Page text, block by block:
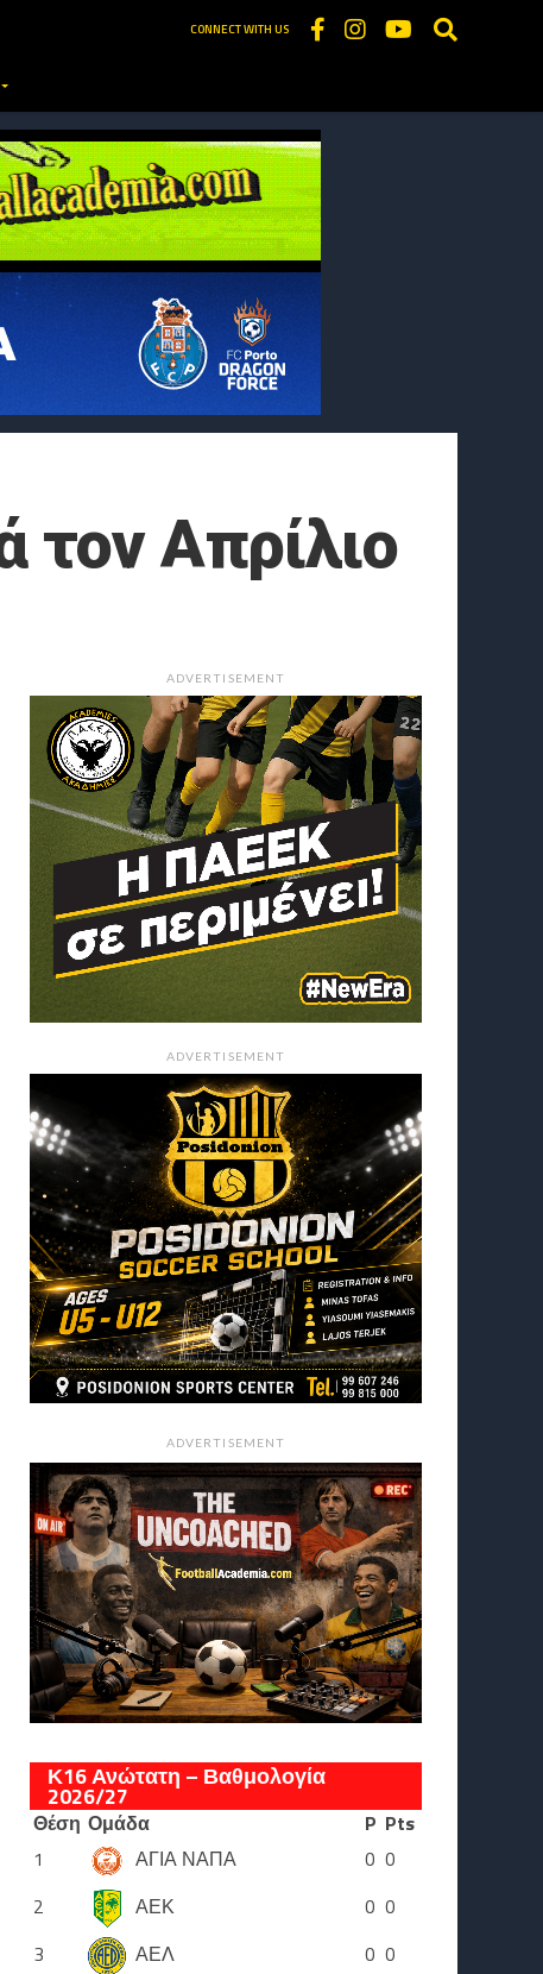
CONNECT WITH US
τον Απρίλιο
ADVERTISEMENT
ADVERTISEMENT
ADVERTISEMENT
Κ16 Ανώτατη – Βαθμολογία
2026/27
Θέση Ομάδα P Pts
1
ΑΓΙΑ ΝΑΠΑ 0 0
2
ΑΕΚ 0 0
3
ΑΕΛ 0 0